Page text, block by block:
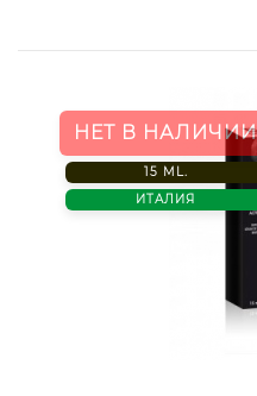
НЕТ В НАЛИЧИИ
15 ML.
ИТАЛИЯ